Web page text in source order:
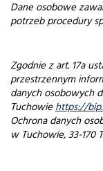
Dane osobowe
potrzeb procedury
Zgodnie z art. 17a
przestrzennym
danych osobowych
Tuchowiehttps://
Ochrona danych
w Tuchowie, 33-170